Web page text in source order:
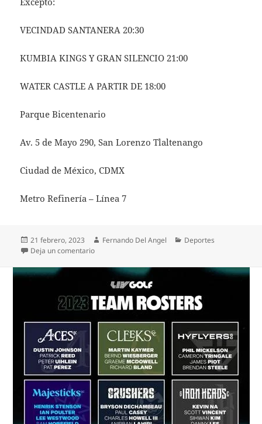
VECINDAD SANTANERA 20:30
KUMBIA KINGS Y GRAN SILENCIO 21:00
WATER CASTLE A PARTIR DE 18:00
Parque Bicentenario
Av. 5 de Mayo 290, San Lorenzo Tlaltenango
Ciudad de México, CDMX
Metro Refinería – Línea 7
Publicado
el
21 febrero, 2023 Autor
Fernando Del Angel Categorías
Deportes
Deja un comentarioen Rudos VS Técnicos en La Gran Feria de México,